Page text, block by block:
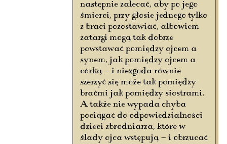
następnie zalecać, aby po jego
śmierci, przy głosie jednego tylko
z braci pozostawiać, albowiem
zatargi mogą tak dobrze
powstawać pomiędzy ojcem a
synem, jak pomiędzy ojcem a
córką — i niezgoda równie
szerzyć się może tak pomiędzy
braćmi jak pomiędzy siostrami.
A także nie wypada chyba
pociągać do odpowiedzialności
dzieci zbrodniarza, które w
ślady ojca wstępują — i obrzucać